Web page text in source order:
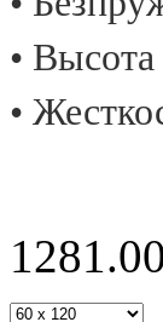
•
•
1281.00